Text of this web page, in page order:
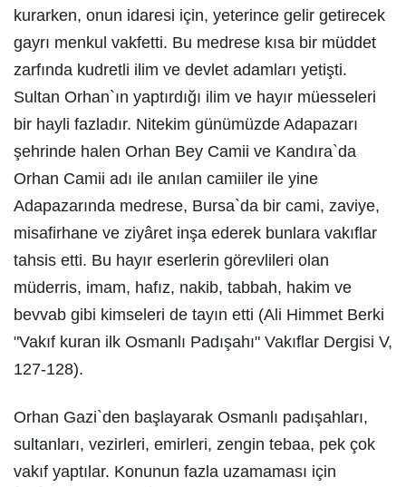
kurarken, onun idaresi için, yeterince gelir getirecek
gayrı menkul vakfetti. Bu medrese kısa bir müddet
zarfında kudretli ilim ve devlet adamları yetişti.
Sultan Orhan`ın yaptırdığı ilim ve hayır müesseleri
bir hayli fazladır. Nitekim günümüzde Adapazarı
şehrinde halen Orhan Bey Camii ve Kandıra`da
Orhan Camii adı ile anılan camiiler ile yine
Adapazarında medrese, Bursa`da bir cami, zaviye,
misafirhane ve ziyâret inşa ederek bunlara vakıflar
tahsis etti. Bu hayır eserlerin görevlileri olan
müderris, imam, hafız, nakib, tabbah, hakim ve
bevvab gibi kimseleri de tayın etti (Ali Himmet Berki
"Vakıf kuran ilk Osmanlı Padışahı" Vakıflar Dergisi V,
127-128).
Orhan Gazi`den başlayarak Osmanlı padışahları,
sultanları, vezirleri, emirleri, zengin tebaa, pek çok
vakıf yaptılar. Konunun fazla uzamaması için